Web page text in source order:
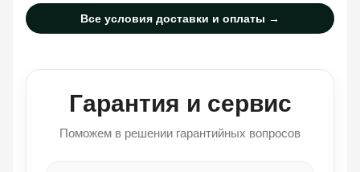
Все условия доставки и оплаты →
Гарантия и сервис
Поможем в решении гарантийных вопросов